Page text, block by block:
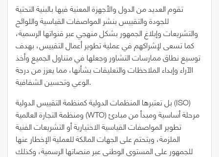
تقوم العديد من الدول والأجهزة المعنية فيها بالبنية التحتية
للجودة والتقييس بنشر المواصفات القياسية واللوائح
والتشريعات وإبلاغ الجمهور بشكل منهجي عبر قنواتها الرسمية،
كما تسعى لإشراكهم في عملية تطوير أعمال التقييس، بهدف
توسيع نطاق ممارسات التشاور وجعلها في متناول الجميع وأخذ
الآراء وإبداء الملاحظات والتعليقات بشأنها، مما يعزز من درجة
الوعي وتحسين الشفافية.
بل تعتبرها المنظمات الدولية كمنظمة التقييس الدولية (ISO)
ومنظمة التجارة العالمية (WTO) مرحلة أساسية ومبدأ من مبادئ
تطوير المواصفات القياسية الاختيارية أو التشريعات الفنية
الملزمة، ويتحتم على الجهات المالكة للعملية الإخطار عنها
للجمهور على المستوى الوطني عبر منصاتها الرسمية، وكذلك